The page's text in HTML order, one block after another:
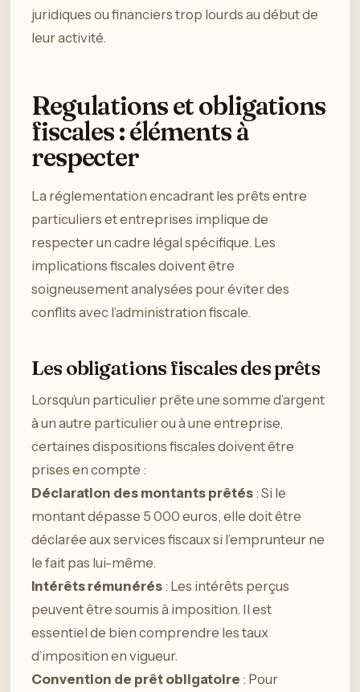
juridiques ou financiers trop lourds au début de
leur activité.
Regulations et obligations
fiscales : éléments à
respecter
La réglementation encadrant les prêts entre
particuliers et entreprises implique de
respecter un cadre légal spécifique. Les
implications fiscales doivent être
soigneusement analysées pour éviter des
conflits avec l’administration fiscale.
Les obligations fiscales des prêts
Lorsqu’un particulier prête une somme d’argent
à un autre particulier ou à une entreprise,
certaines dispositions fiscales doivent être
prises en compte :
Déclaration des montants prêtés : Si le
montant dépasse 5 000 euros, elle doit être
déclarée aux services fiscaux si l’emprunteur ne
le fait pas lui-même.
Intérêts rémunérés : Les intérêts perçus
peuvent être soumis à imposition. Il est
essentiel de bien comprendre les taux
d’imposition en vigueur.
Convention de prêt obligatoire : Pour